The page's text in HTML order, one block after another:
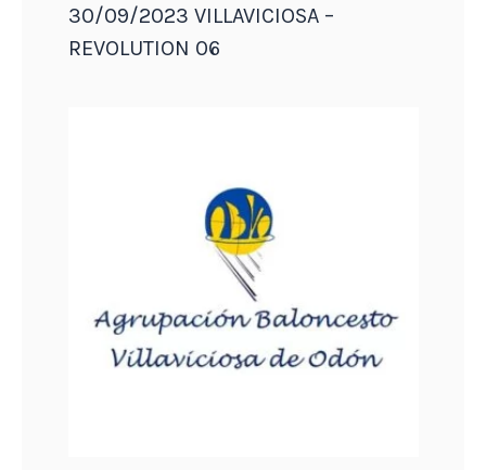
30/09/2023 VILLAVICIOSA –
REVOLUTION 06